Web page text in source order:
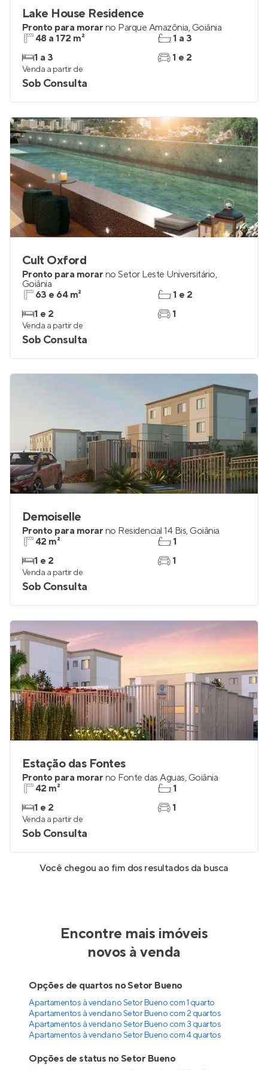
Lake House Residence
Pronto para morar no Parque Amazônia, Goiânia
48 a 172 m²
1 a 3
1 a 3
1 e 2
Venda a partir de
Sob Consulta
Cult Oxford
Pronto para morar no Setor Leste Universitário,
Goiânia
63 e 64 m²
1 e 2
1 e 2
1
Venda a partir de
Sob Consulta
Demoiselle
Pronto para morar no Residencial 14 Bis, Goiânia
42 m²
1 e 2
1
1
Venda a partir de
Sob Consulta
Estação das Fontes
Pronto para morar no Fonte das Águas, Goiânia
42 m²
1 e 2
1
1
Venda a partir de
Sob Consulta
Você chegou ao fim dos resultados da busca
Encontre mais imóveis
novos à venda
Opções de quartos no Setor Bueno
Apartamentos à venda no Setor Bueno com 1 quarto
Apartamentos à venda no Setor Bueno com 2 quartos
Apartamentos à venda no Setor Bueno com 3 quartos
Apartamentos à venda no Setor Bueno com 4 quartos
Opções de status no Setor Bueno